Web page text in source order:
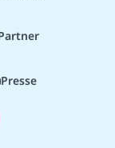
Presse